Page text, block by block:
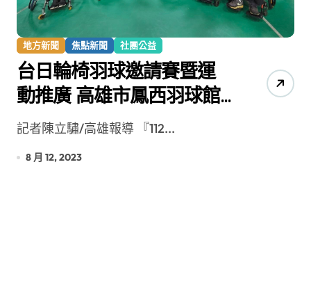
地方新聞 焦點新聞 社團公益
台日輪椅羽球邀請賽暨運
動推廣 高雄市鳳西羽球館
登場
記者陳立驌/高雄報導 『112...
8 月 12, 2023